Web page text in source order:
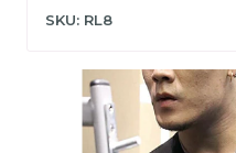
SKU: RL8